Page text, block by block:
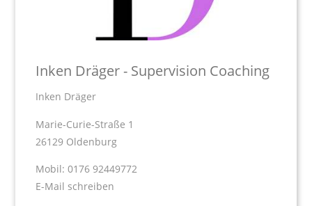
Inken Dräger - Supervision Coaching
Inken Dräger
Marie-Curie-Straße 1
26129 Oldenburg
Mobil: 0176 92449772
E-Mail schreiben